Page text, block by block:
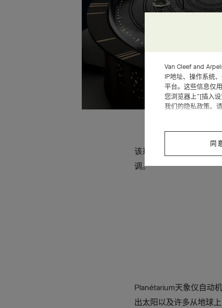
该系列于2025年焕新呈
调。
Planétarium天象仪自动
出太阳以及许多从地球
Van Cleef and
IP地址、操作系统
平台。这些信息仅
您浏览器上“[插入
我们的隐私政策。
同